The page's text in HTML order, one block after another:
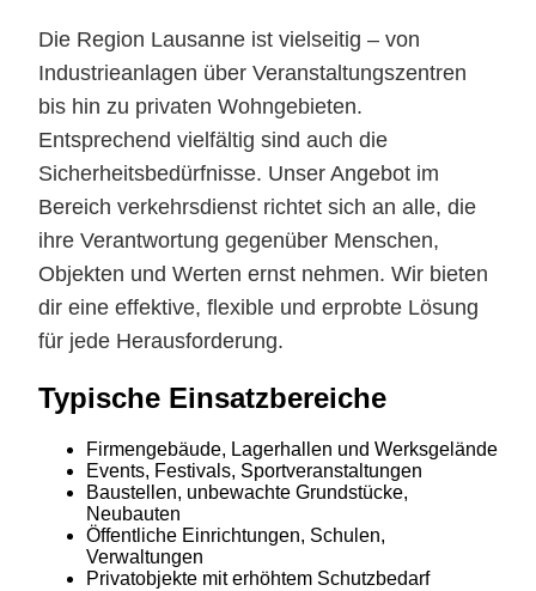
Die Region Lausanne ist vielseitig – von
Industrieanlagen über Veranstaltungszentren
bis hin zu privaten Wohngebieten.
Entsprechend vielfältig sind auch die
Sicherheitsbedürfnisse. Unser Angebot im
Bereich verkehrsdienst richtet sich an alle, die
ihre Verantwortung gegenüber Menschen,
Objekten und Werten ernst nehmen. Wir bieten
dir eine effektive, flexible und erprobte Lösung
für jede Herausforderung.
Typische Einsatzbereiche
Firmengebäude, Lagerhallen und Werksgelände
Events, Festivals, Sportveranstaltungen
Baustellen, unbewachte Grundstücke,
Neubauten
Öffentliche Einrichtungen, Schulen,
Verwaltungen
Privatobjekte mit erhöhtem Schutzbedarf